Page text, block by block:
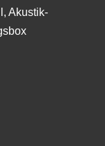
Akustik-